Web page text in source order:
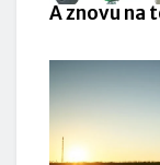
A znovu na